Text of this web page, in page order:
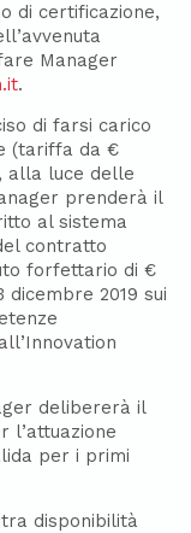
di certificazione,
Manager
.
di farsi carico
(tariffa da €
alla luce delle
prenderà il
al sistema
contratto
forfettario di €
dicembre 2019 sui
delibererà il
l’attuazione
per i primi
disponibilità